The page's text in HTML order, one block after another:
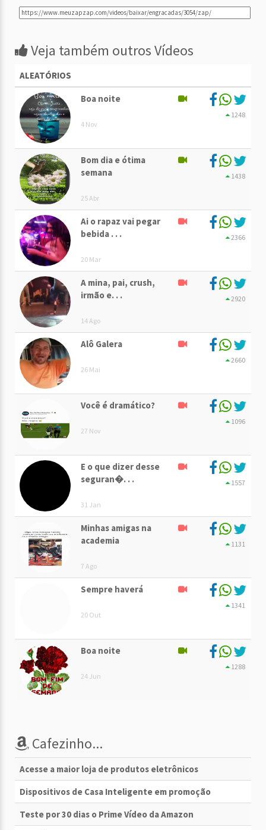
Veja também outros Vídeos
ALEATÓRIOS
Boa noite
4 Nov
1248
Bom dia e ótima
semana
25 Abr
1438
Ai o rapaz vai pegar
bebida . . .
20 Mar
2366
A mina, pai, crush,
irmão e. . .
14 Ago
2920
Alô Galera
26 Mai
2660
Você é dramático?
27 Nov
1096
E o que dizer desse
seguran�. . .
31 Jan
1557
Minhas amigas na
academia
7 Ago
1131
Sempre haverá
20 Out
1341
Boa noite
24 Jun
1288
Cafezinho...
Acesse a maior loja de produtos eletrônicos
Dispositivos de Casa Inteligente em promoção
Teste por 30 dias o Prime Vídeo da Amazon